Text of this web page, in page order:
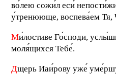
во́лею сожи́л еси́
у́тренююще, воспева́ем Тя,
Ми́лостиве Го́споди,
моля́щихся Тебе́.
Дщерь Иаи́рову уже́